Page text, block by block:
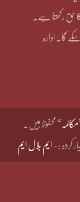
حق رکھتا ہے۔
سکے گا۔ ادارہ
مکالمہ “ محفوظ ہیں۔
کردہ :- ایم بلال ایم